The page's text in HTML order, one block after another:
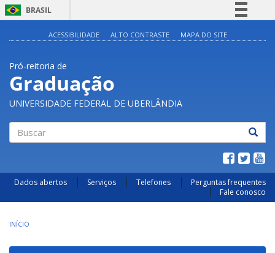
BRASIL
Legislação
Canais
ACESSIBILIDADE ALTO CONTRASTE MAPA DO SITE
Pró-reitoria de
Graduação
UNIVERSIDADE FEDERAL DE UBERLÂNDIA
Dados abertos Serviços Telefones
Perguntas frequentes
Fale conosco
INÍCIO